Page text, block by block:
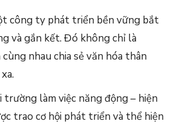
công ty phát triển bền vững bắt
và gắn kết. Đó không chỉ là
nhau chia sẻ văn hóa thân
làm việc năng động – hiện
trao cơ hội phát triển và thể hiện